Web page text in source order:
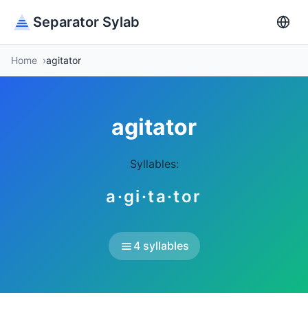
Separator Sylab
Home agitator
agitator
Syllables:
a·gi·ta·tor
4 syllables